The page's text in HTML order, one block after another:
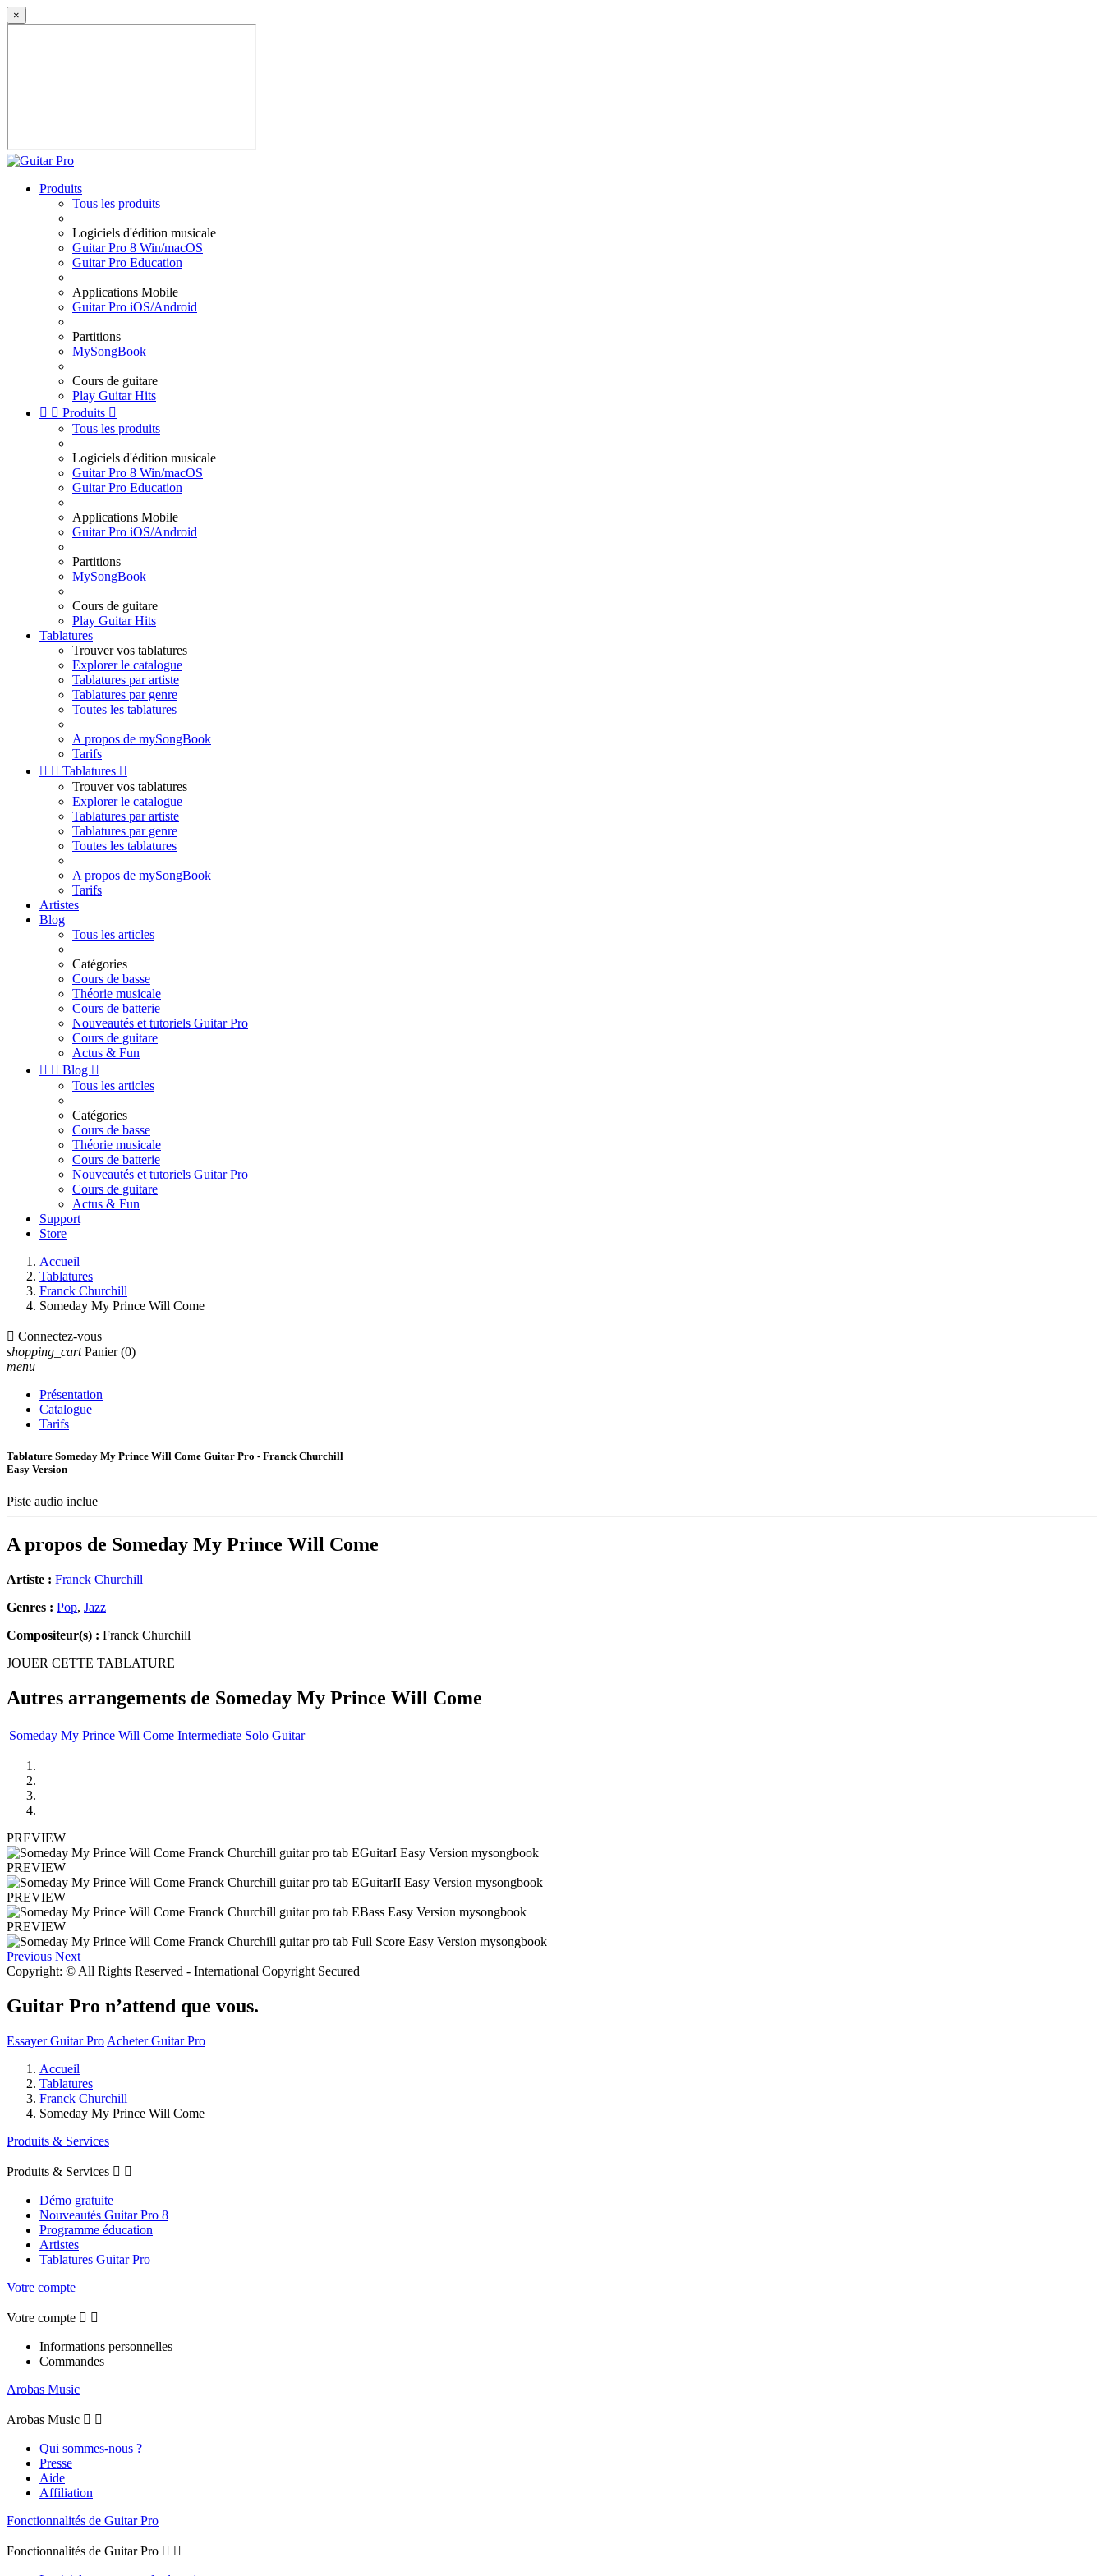
×
Produits
Tous les produits
Logiciels d'édition musicale
Guitar Pro 8 Win/macOS
Guitar Pro Education
Applications Mobile
Guitar Pro iOS/Android
Partitions
MySongBook
Cours de guitare
Play Guitar Hits
  Produits 
Tous les produits
Logiciels d'édition musicale
Guitar Pro 8 Win/macOS
Guitar Pro Education
Applications Mobile
Guitar Pro iOS/Android
Partitions
MySongBook
Cours de guitare
Play Guitar Hits
Tablatures
Trouver vos tablatures
Explorer le catalogue
Tablatures par artiste
Tablatures par genre
Toutes les tablatures
A propos de mySongBook
Tarifs
  Tablatures 
Trouver vos tablatures
Explorer le catalogue
Tablatures par artiste
Tablatures par genre
Toutes les tablatures
A propos de mySongBook
Tarifs
Artistes
Blog
Tous les articles
Catégories
Cours de basse
Théorie musicale
Cours de batterie
Nouveautés et tutoriels Guitar Pro
Cours de guitare
Actus & Fun
  Blog 
Tous les articles
Catégories
Cours de basse
Théorie musicale
Cours de batterie
Nouveautés et tutoriels Guitar Pro
Cours de guitare
Actus & Fun
Support
Store
Accueil
Tablatures
Franck Churchill
Someday My Prince Will Come
 Connectez-vous
shopping_cart Panier (0)
menu
Présentation
Catalogue
Tarifs
Tablature Someday My Prince Will Come Guitar Pro - Franck Churchill
Easy Version
Piste audio inclue
A propos de Someday My Prince Will Come
Artiste : Franck Churchill
Genres : Pop, Jazz
Compositeur(s) : Franck Churchill
JOUER CETTE TABLATURE
Autres arrangements de Someday My Prince Will Come
Someday My Prince Will Come Intermediate Solo Guitar
PREVIEW
PREVIEW
PREVIEW
PREVIEW
Previous Next
Copyright: © All Rights Reserved - International Copyright Secured
Guitar Pro n’attend que vous.
Essayer Guitar Pro Acheter Guitar Pro
Accueil
Tablatures
Franck Churchill
Someday My Prince Will Come
Produits & Services
Produits & Services  
Démo gratuite
Nouveautés Guitar Pro 8
Programme éducation
Artistes
Tablatures Guitar Pro
Votre compte
Votre compte  
Informations personnelles
Commandes
Arobas Music
Arobas Music  
Qui sommes-nous ?
Presse
Aide
Affiliation
Fonctionnalités de Guitar Pro
Fonctionnalités de Guitar Pro  